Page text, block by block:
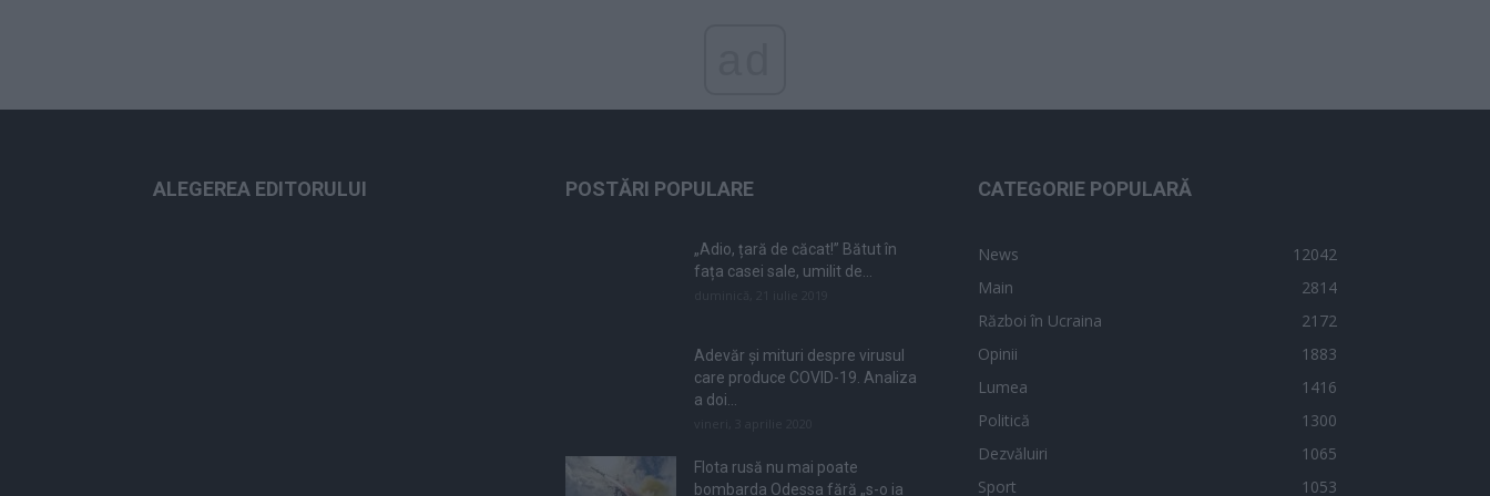
ALEGEREA EDITORULUI POSTĂRI POPULARE
„Adio, țară de căcat!” Bătut în
fața casei sale, umilit de...
Adevăr și mituri despre virusul
care produce COVID-19. Analiza
a doi...
Flota rusă nu mai poate
bombarda Odessa fără „s-o ia
CATEGORIE POPULARĂ
News
12042
Main
2814
Război în Ucraina
2172
Opinii
1883
Lumea
1416
Politică
1300
Dezvăluiri
1065
Sport
1053